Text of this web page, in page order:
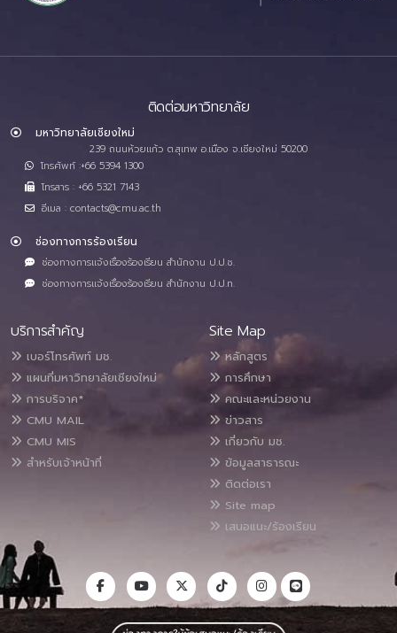
ติดต่อมหาวิทยาลัย
มหาวิทยาลัยเชียงใหม่
239 ถนนห้วยแก้ว ต.สุเทพ อ.เมือง จ.เชียงใหม่ 50200
โทรศัพท์ :+66 5394 1300
โทรสาร : +66 5321 7143
อีเมล : contacts@cmu.ac.th
ช่องทางการร้องเรียน
ช่องทางการแจ้งเรื่องร้องเรียน สำนักงาน ป.ป.ช.
ช่องทางการแจ้งเรื่องร้องเรียน สำนักงาน ป.ป.ท.
บริการสำคัญ
เบอร์โทรศัพท์ มช.
แผนที่มหาวิทยาลัยเชียงใหม่
การบริจาค*
CMU MAIL
CMU MIS
สำหรับเจ้าหน้าที่
Site Map
หลักสูตร
การศึกษา
คณะและหน่วยงาน
ข่าวสาร
เกี่ยวกับ มช.
ข้อมูลสาธารณะ
ติดต่อเรา
Site map
เสนอแนะ/ร้องเรียน